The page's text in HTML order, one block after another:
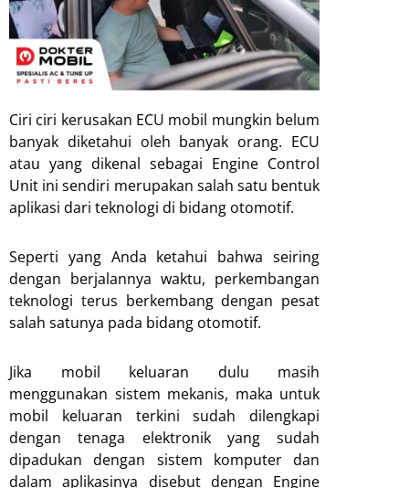
Ciri ciri kerusakan ECU mobil mungkin belum
banyak diketahui oleh banyak orang. ECU
atau yang dikenal sebagai Engine Control
Unit ini sendiri merupakan salah satu bentuk
aplikasi dari teknologi di bidang otomotif.
Seperti yang Anda ketahui bahwa seiring
dengan berjalannya waktu, perkembangan
teknologi terus berkembang dengan pesat
salah satunya pada bidang otomotif.
Jika mobil keluaran dulu masih
menggunakan sistem mekanis, maka untuk
mobil keluaran terkini sudah dilengkapi
dengan tenaga elektronik yang sudah
dipadukan dengan sistem komputer dan
dalam aplikasinya disebut dengan Engine